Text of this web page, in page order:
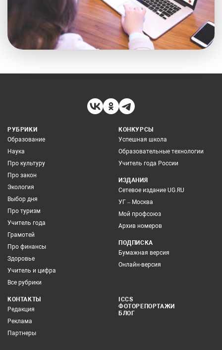
РУБРИКИ
Образование
Наука
Про культуру
Про закон
Экология
Выбор дня
Про туризм
Учитель года
Грамотей
Про финансы
Здоровье
Учитель и цифра
Все рубрики
КОНКУРСЫ
Успешная школа
Образовательные технологии
Учитель года России
ИЗДАНИЯ
Сетевое издание UG.RU
УГ – Москва
Мой профсоюз
Архив номеров
ПОДПИСКА
Бумажная версия
Онлайн-версия
КОНТАКТЫ
Редакция
Реклама
Партнеры
ICCS
ФОТОРЕПОРТАЖИ
БЛОГ